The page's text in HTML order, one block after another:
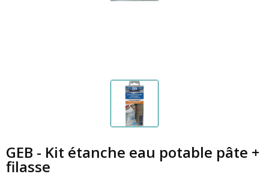
GEB - Kit étanche eau potable pâte +
filasse